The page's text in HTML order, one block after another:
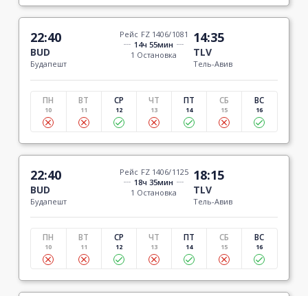
22:40
BUD
Будапешт
Рейс FZ 1406/1081
14ч 55мин
1 Остановка
14:35
TLV
Тель-Авив
ПН
10
ВТ
11
СР
12
ЧТ
13
ПТ
14
СБ
15
ВС
16
22:40
BUD
Будапешт
Рейс FZ 1406/1125
18ч 35мин
1 Остановка
18:15
TLV
Тель-Авив
ПН
10
ВТ
11
СР
12
ЧТ
13
ПТ
14
СБ
15
ВС
16